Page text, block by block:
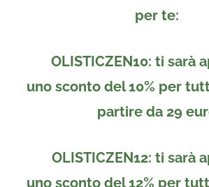
per te:
OLISTICZEN10: ti sarà
uno sconto del 10% per
partire da 29
OLISTICZEN12: ti sarà
uno sconto del 12% per